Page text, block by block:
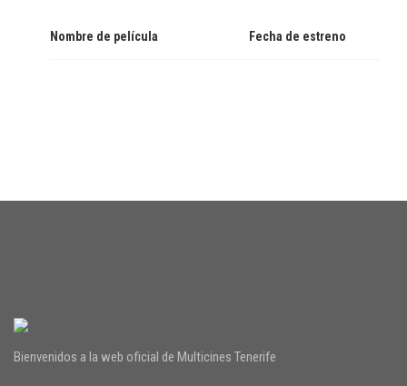
Nombre de película Fecha de estreno
Bienvenidos a la web oficial de Multicines Tenerife